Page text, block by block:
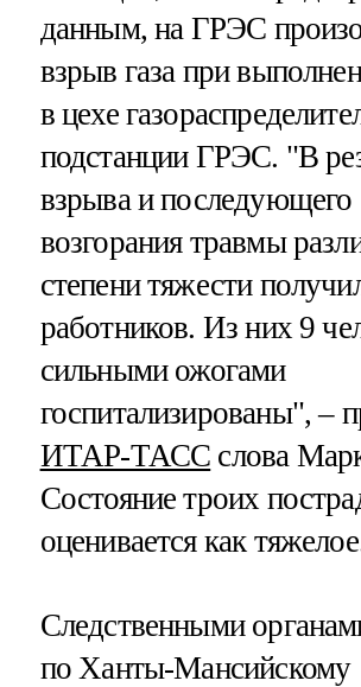
данным, на ГРЭС
взрыв газа при
в цехе
подстанции ГРЭС. "В
взрыва и последующего
возгорания травмы
степени тяжести
работников. Из них 9
сильными ожогами
госпитализированы", –
ИТАР-ТАСС слова
Состояние троих
оценивается как
Следственными
по Ханты-Мансийскому